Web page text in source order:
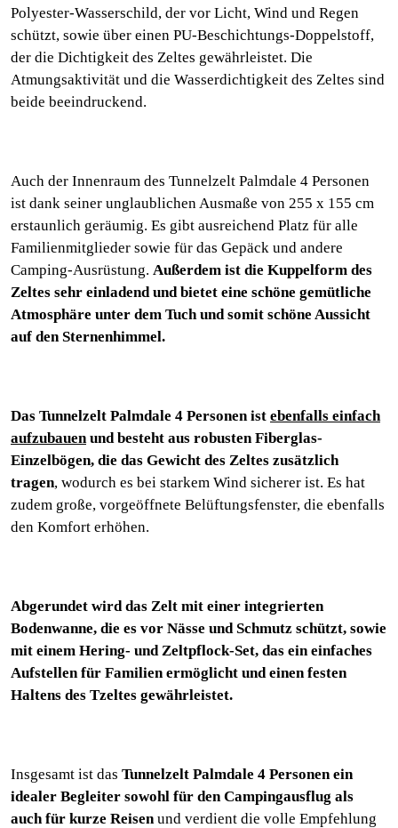
Polyester-Wasserschild, der vor Licht, Wind und Regen
schützt, sowie über einen PU-Beschichtungs-Doppelstoff,
der die Dichtigkeit des Zeltes gewährleistet. Die
Atmungsaktivität und die Wasserdichtigkeit des Zeltes sind
beide beeindruckend.
Auch der Innenraum des Tunnelzelt Palmdale 4 Personen
ist dank seiner unglaublichen Ausmaße von 255 x 155 cm
erstaunlich geräumig. Es gibt ausreichend Platz für alle
Familienmitglieder sowie für das Gepäck und andere
Camping-Ausrüstung. Außerdem ist die Kuppelform des
Zeltes sehr einladend und bietet eine schöne gemütliche
Atmosphäre unter dem Tuch und somit schöne Aussicht
auf den Sternenhimmel.
Das Tunnelzelt Palmdale 4 Personen ist ebenfalls einfach
aufzubauen und besteht aus robusten Fiberglas-
Einzelbögen, die das Gewicht des Zeltes zusätzlich
tragen, wodurch es bei starkem Wind sicherer ist. Es hat
zudem große, vorgeöffnete Belüftungsfenster, die ebenfalls
den Komfort erhöhen.
Abgerundet wird das Zelt mit einer integrierten
Bodenwanne, die es vor Nässe und Schmutz schützt, sowie
mit einem Hering- und Zeltpflock-Set, das ein einfaches
Aufstellen für Familien ermöglicht und einen festen
Haltens des Tzeltes gewährleistet.
Insgesamt ist das Tunnelzelt Palmdale 4 Personen ein
idealer Begleiter sowohl für den Campingausflug als
auch für kurze Reisen und verdient die volle Empfehlung